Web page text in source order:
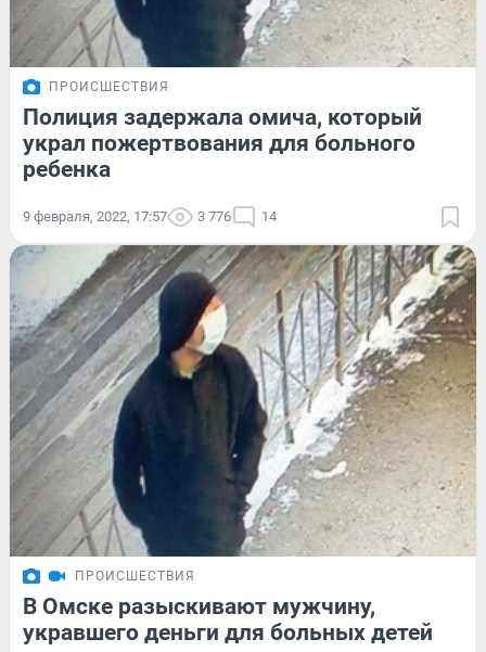
ПРОИСШЕСТВИЯ
Полиция задержала омича, который
украл пожертвования для больного
ребенка
9 февраля, 2022, 17:57 3 776 14
ПРОИСШЕСТВИЯ
В Омске разыскивают мужчину,
укравшего деньги для больных детей